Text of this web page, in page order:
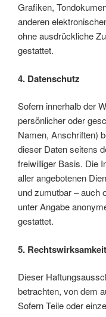
Grafiken,
anderen
ohne ausdrückliche
gestattet.
4. Datenschutz
Sofern innerhalb der
persönlicher oder
Namen, Anschriften)
dieser Daten seitens
freiwilliger Basis. Die
aller angebotenen
und zumutbar – auch
unter Angabe
gestattet.
5.
Dieser
betrachten, von dem
Sofern Teile oder